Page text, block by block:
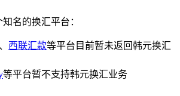
名的换汇平台：
、 西联汇款等平台目前暂未返回韩元换汇
等平台暂不支持韩元换汇业务